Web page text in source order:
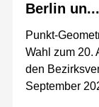
Berlin un...
Punkt-
Wahl zum 20.
den
September